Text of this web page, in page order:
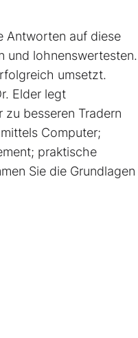
Antworten auf diese
und lohnenswertesten.
umsetzt.
Elder legt
besseren Tradern
Computer;
praktische
Sie die Grundlagen